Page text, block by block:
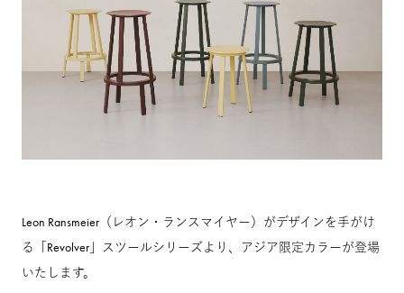
Leon Ransmeier（レオン・ランスマイヤー）がデザインを手がけ
る「Revolver」スツールシリーズより、アジア限定カラーが登場
いたします。